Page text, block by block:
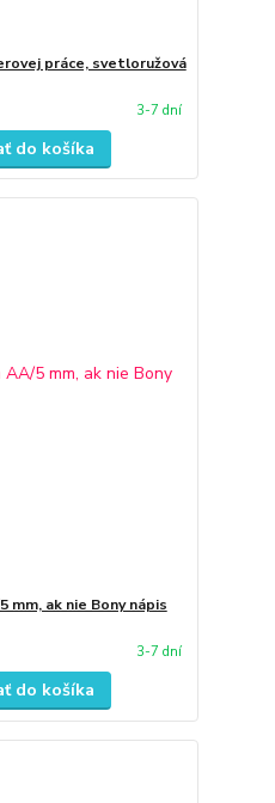
práce, svetloružová
3-7 dní
do košíka
mm, ak nie Bony nápis
3-7 dní
do košíka